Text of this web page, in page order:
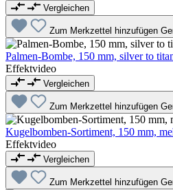
Vergleichen
Zum Merkzettel hinzufügen
Palmen-Bombe, 150 mm, silver to
Effektvideo
Vergleichen
Zum Merkzettel hinzufügen
Kugelbomben-Sortiment, 150 mm,
Effektvideo
Vergleichen
Zum Merkzettel hinzufügen